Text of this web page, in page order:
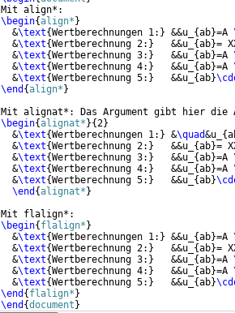
Mit align*:
\begin{align* }
  &
\text{Wertberechnungen 1: } &&u_ {ab}=A
  &
\text{Wertberechnung 2: }
   &&u_
{ab}=
  &
\text{Wertberechnung 3: }
   &&u_
{ab}=A
  &
\text{Wertberechnung 4: }
   &&u_
{ab}=A
  &
\text{Wertberechnung 5: }
   &&u_
{ab}
\end {align* }
Mit alignat*: Das Argument gibt hier die
\begin{alignat* }{2}
  &
\text{Wertberechnungen 1: } &\quad&u_ {
  &
\text{Wertberechnung 2: }
   &&u_
{ab}=
  &
\text{Wertberechnung 3: }
   &&u_
{ab}=A
  &
\text{Wertberechnung 4: }
   &&u_
{ab}=A
  &
\text{Wertberechnung 5: }
   &&u_
{ab}
\end {alignat* }
Mit flalign*:
\begin{ flalign* }
  &
\text{Wertberechnungen 1: } &&u_ {ab}=A
  &
\text{Wertberechnung 2: }
   &&u_
{ab}=
  &
\text{Wertberechnung 3: }
   &&u_
{ab}=A
  &
\text{Wertberechnung 4: }
   &&u_
{ab}=A
  &
\text{Wertberechnung 5: }
   &&u_
{ab}
\end { flalign* }
\end {document }